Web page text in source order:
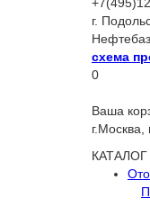
г.
схема
0
Ваша
г.Москва,
КАТАЛОГ